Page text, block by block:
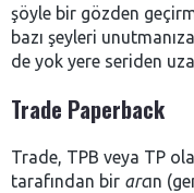
şöyle bir gözden
bazı şeyleri
de yok yere seriden
Trade Paperback
Trade, TPB veya TP
tarafından bir arcın